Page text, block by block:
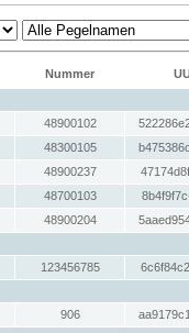
Nummer
48900102
48300105
48900237
48700103
48900204
123456785
906